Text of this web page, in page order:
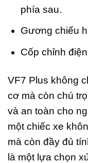
phía sau.
Gương chiếu
Cốp chỉnh
VF7 Plus không
cơ mà còn chú
và an toàn cho
một chiếc xe
mà còn đầy đủ
là một lựa chọn